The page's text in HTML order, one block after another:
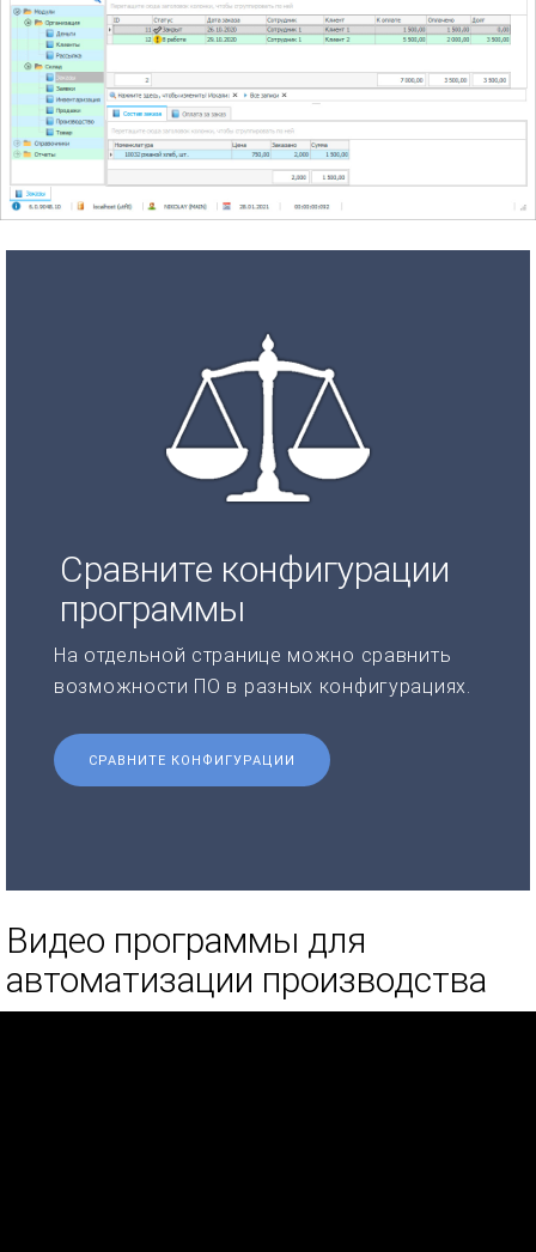
Сравните конфигурации
программы
На отдельной странице можно сравнить
возможности ПО в разных конфигурациях.
СРАВНИТЕ КОНФИГУРАЦИИ
Видео программы для
автоматизации производства